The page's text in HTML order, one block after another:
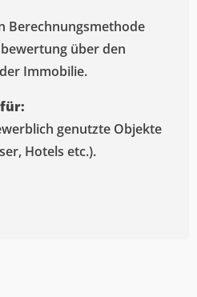
Berechnungsmethode
über den
Immobilie.
genutzte Objekte
Hotels etc.).